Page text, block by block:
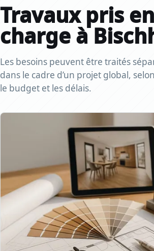
Travaux pris en
charge à
Les besoins peuvent être traités
dans le cadre d’un projet global,
le budget et les délais.